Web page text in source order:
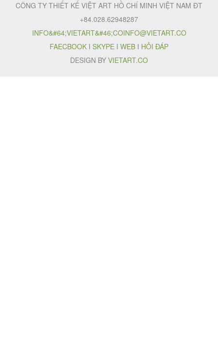
CÔNG TY THIẾT KẾ VIỆT ART HỒ CHÍ MINH VIỆT NAM ĐT
+84.028.62948287
INFO&#64;VIETART&#46;COINFO@VIETART.CO
FAECBOOK I SKYPE I WEB I HỎI ĐÁP
DESIGN BY VIETART.CO